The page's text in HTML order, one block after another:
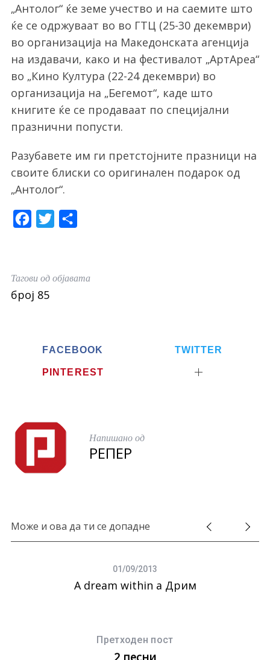
„Антолог“ ќе земе учество и на саемите што
ќе се одржуваат во во ГТЦ (25-30 декември)
во организација на Македонската агенција
на издавачи, како и на фестивалот „АртАреа“
во „Кино Култура (22-24 декември) во
организација на „Бегемот“, каде што
книгите ќе се продаваат по специјални
празнични попусти.
Разубавете им ги претстојните празници на
своите блиски со оригинален подарок од
„Антолог“.
e
b
t
r
Тагови од објавата
број 85
FACEBOOK TWITTER
PINTEREST
Напишано од
РЕПЕР
Може и ова да ти се допадне
01/09/2013
А dream within a Дрим
Претходен пост
2 песни